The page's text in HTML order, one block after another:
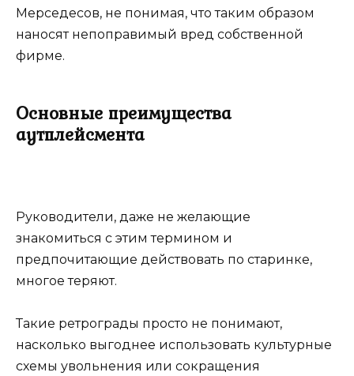
Мерседесов, не понимая, что таким образом
наносят непоправимый вред собственной
фирме.
Основные преимущества
аутплейсмента
Руководители, даже не желающие
знакомиться с этим термином и
предпочитающие действовать по старинке,
многое теряют.
Такие ретрограды просто не понимают,
насколько выгоднее использовать культурные
схемы увольнения или сокращения